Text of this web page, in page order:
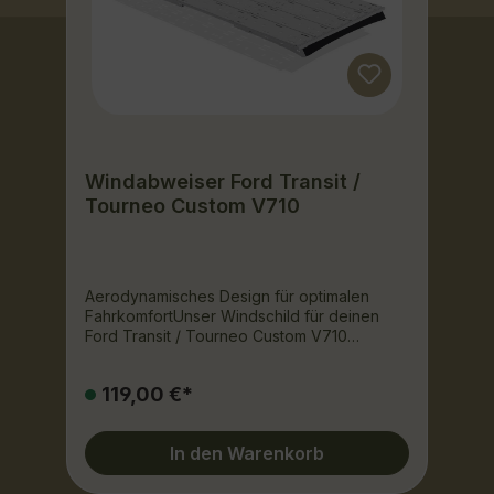
Windabweiser Ford Transit /
Tourneo Custom V710
Aerodynamisches Design für optimalen
FahrkomfortUnser Windschild für deinen
Ford Transit / Tourneo Custom V710
und den Fahrkomfort erheblich steigert. Die
Windabweiser sorgen dafür, dass die
Luftströmung optimal um das Fahrzeug
geleitet wird. Dies reduziert nicht nur
119,00 €*
In den Warenkorb